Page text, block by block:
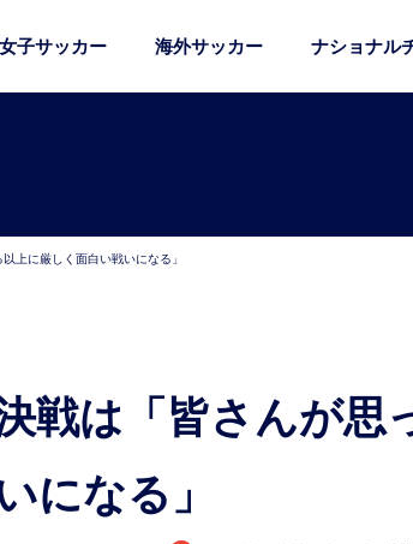
女子サッカー 海外サッカー ナショナル
上に厳しく面白い戦いになる」
になる」